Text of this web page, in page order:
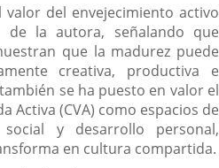
valor del envejecimiento activo
la autora, señalando que
que la madurez puede
creativa, productiva e
se ha puesto en valor el
Activa (CVA) como espacios de
social y desarrollo personal,
en cultura compartida.